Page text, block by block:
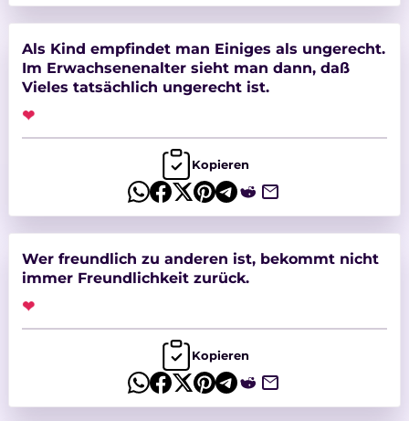
Als Kind empfindet man Einiges als ungerecht.
Im Erwachsenenalter sieht man dann, daß
Vieles tatsächlich ungerecht ist.
❤
Kopieren
Wer freundlich zu anderen ist, bekommt nicht
immer Freundlichkeit zurück.
❤
Kopieren